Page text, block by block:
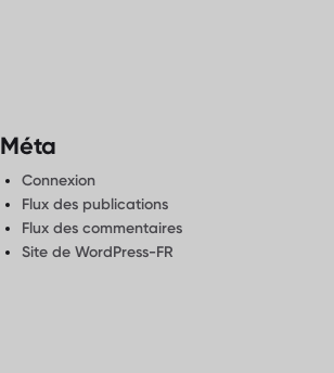
Méta
Connexion
Flux des publications
Flux des commentaires
Site de WordPress-FR